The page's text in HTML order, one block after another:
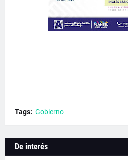
Tags: Gobierno
De interés